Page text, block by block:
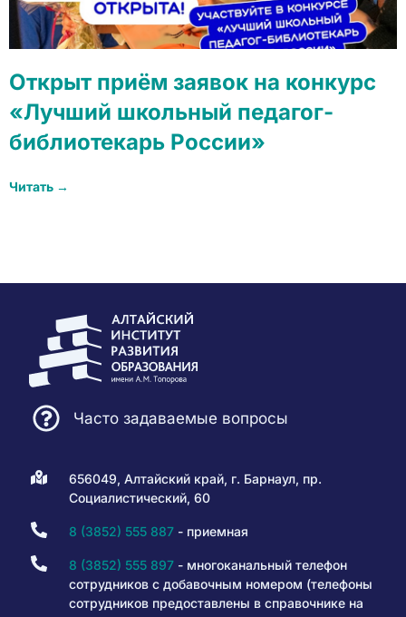
Открыт приём заявок на конкурс
«Лучший школьный педагог-
библиотекарь России»
Читать →
Часто задаваемые вопросы
656049, Алтайский край, г. Барнаул, пр.
Социалистический, 60
8 (3852) 555 887- приемная
8 (3852) 555 897- многоканальный телефон
сотрудников с добавочным номером (телефоны
сотрудников предоставлены в справочнике на